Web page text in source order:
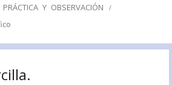
Y OBSERVACIÓN